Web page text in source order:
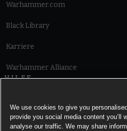
Warhammer.com
Black Library
Karriere
Warhammer Alliance
HILFE
Informationen zu Cookies
We use cookies to give you
provide you social media content you’ll
analyse our traffic. We may share